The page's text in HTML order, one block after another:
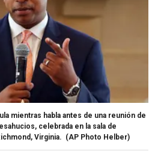
mientras habla antes de una reunión de
celebrada en la sala de
Virginia. (AP Photo Helber)